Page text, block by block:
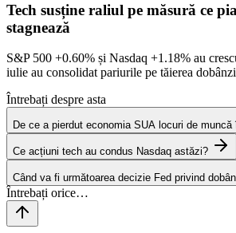
Tech susține raliul pe măsură ce
stagnează
S&P 500 +0.60% și Nasdaq +1.18% au
iulie au consolidat pariurile pe tăierea
Întrebați despre asta
De ce a pierdut economia SUA locuri de muncă
Ce acțiuni tech au condus Nasdaq astăzi?
Când va fi următoarea decizie Fed privind